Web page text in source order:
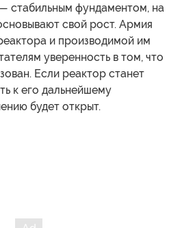
стабильным фундаментом, на
свой рост. Армия
и производимой им
уверенность в том, что
Если реактор станет
к его дальнейшему
будет открыт.